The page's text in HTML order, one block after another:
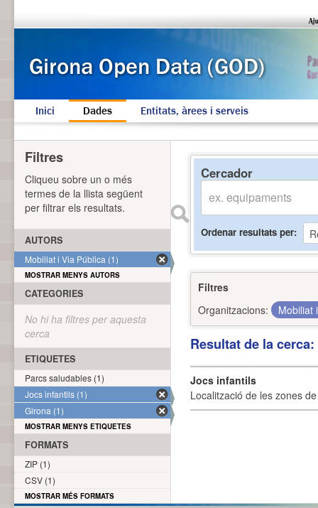
Inici Dades Entitats, àrees i serveis
Cercador
Ordenar resultats per
Filtres
Organitzacions:
Mobiliat
Resultat de la
Jocs infantils
Localització de les zones
Filtres
Cliqueu sobre un o més
termes de la llista següent
per filtrar els resultats.
AUTORS
Mobiliat i Via Pública (1)
MOSTRAR MENYS AUTORS
CATEGORIES
No hi ha filtres per aquesta
cerca
ETIQUETES
Parcs saludables (1)
Jocs infantils (1)
Girona (1)
MOSTRAR MENYS ETIQUETES
FORMATS
ZIP (1)
CSV (1)
MOSTRAR MÉS FORMATS